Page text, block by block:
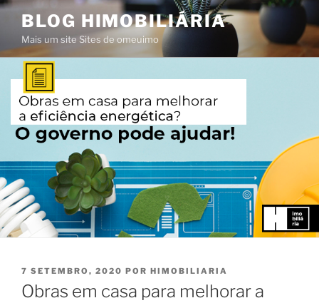
Saltar
conteúdo
BLOG HIMOBILIÁRIA
Mais um site Sites de omeuimo
PUBLICADO
EM
7 SETEMBRO, 2020 POR HIMOBILIARIA
Obras em casa para melhorar a